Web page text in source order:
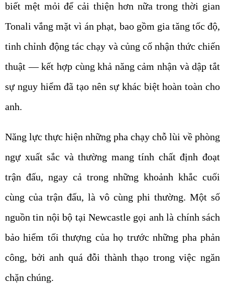
biết mệt mỏi để cải thiện hơn nữa trong thời gian
Tonali vắng mặt vì án phạt, bao gồm gia tăng tốc độ,
tinh chỉnh động tác chạy và củng cố nhận thức chiến
thuật — kết hợp cùng khả năng cảm nhận và dập tắt
sự nguy hiểm đã tạo nên sự khác biệt hoàn toàn cho
anh.
Năng lực thực hiện những pha chạy chỗ lùi về phòng
ngự xuất sắc và thường mang tính chất định đoạt
trận đấu, ngay cả trong những khoảnh khắc cuối
cùng của trận đấu, là vô cùng phi thường. Một số
nguồn tin nội bộ tại Newcastle gọi anh là chính sách
bảo hiểm tối thượng của họ trước những pha phản
công, bởi anh quá đỗi thành thạo trong việc ngăn
chặn chúng.